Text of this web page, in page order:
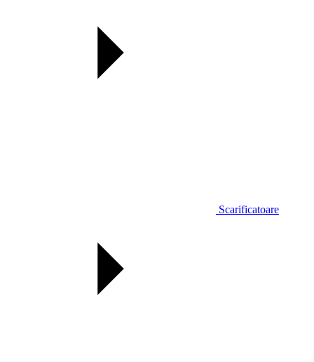
Scarificatoare